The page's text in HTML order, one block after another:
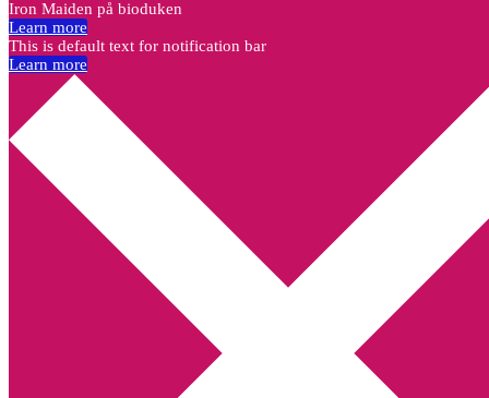
Iron Maiden på bioduken
Learn more
This is default text for notification bar
Learn more